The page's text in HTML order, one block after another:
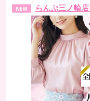
NEW らんぷ三ノ輪店